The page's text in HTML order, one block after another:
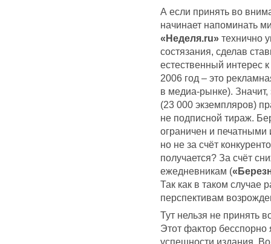
А если принять во
начинает напоминать
«Неделя.ru» технично
состязания, сделав
естественный интерес
2006 год – это
в медиа-рынке).
(23 000 экземпляров)
не подписной тираж.
ограничен и
но не за счёт
получается? За счёт
ежедневникам (
Так как в таком случае
перспективам
Тут нельзя не принять
Этот фактор
успешности издания.